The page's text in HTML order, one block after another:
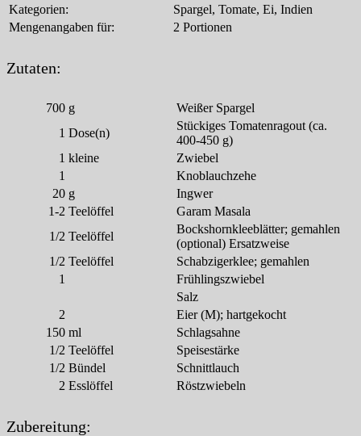
Kategorien:
Spargel, Tomate, Ei, Indien
Mengenangaben für:
2 Portionen
Zutaten:
700 g
Weißer Spargel
1 Dose(n)
Stückiges Tomatenragout (ca.
400-450 g)
1 kleine
Zwiebel
1
Knoblauchzehe
20 g
Ingwer
1-2 Teelöffel
Garam Masala
1/2 Teelöffel
Bockshornkleeblätter; gemahlen
(optional) Ersatzweise
1/2 Teelöffel
Schabzigerklee; gemahlen
1
Frühlingszwiebel
Salz
2
Eier (M); hartgekocht
150 ml
Schlagsahne
1/2 Teelöffel
Speisestärke
1/2 Bündel
Schnittlauch
2 Esslöffel Röstzwiebeln
Zubereitung: